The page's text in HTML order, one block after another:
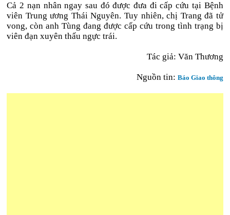
Cả 2 nạn nhân ngay sau đó được đưa đi cấp cứu tại Bệnh
viên Trung ương Thái Nguyên. Tuy nhiên, chị Trang đã tử
vong, còn anh Tùng đang được cấp cứu trong tình trạng bị
viên đạn xuyên thấu ngực trái.
Tác giả: Văn Thương
Nguồn tin: Báo Giao thông